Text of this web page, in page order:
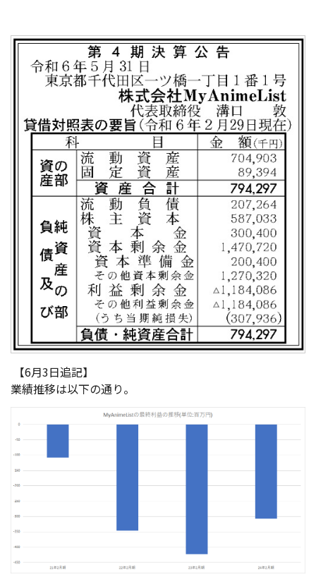
【6月3日追記】
業績推移は以下の通り。